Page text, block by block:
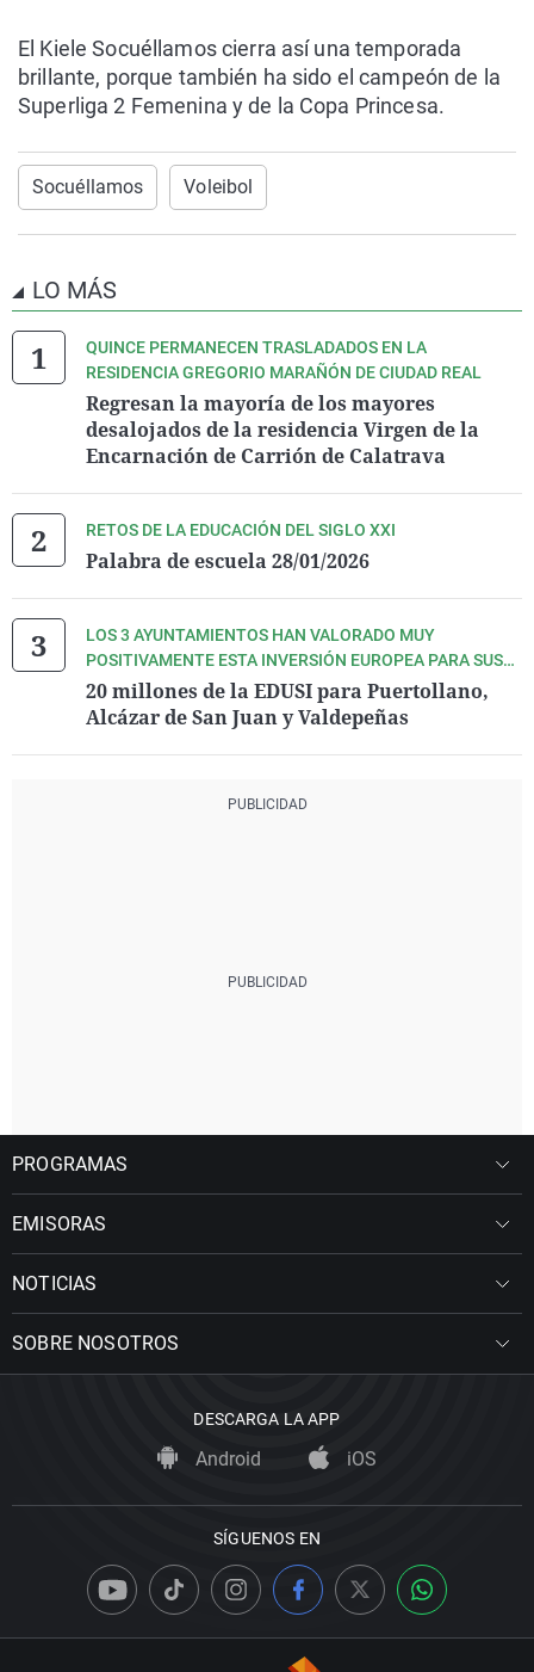
El Kiele Socuéllamos cierra así una temporada
brillante, porque también ha sido el campeón de la
Superliga 2 Femenina y de la Copa Princesa.
Socuéllamos Voleibol
LO MÁS
QUINCE PERMANECEN TRASLADADOS EN LA
RESIDENCIA GREGORIO MARAÑÓN DE CIUDAD REAL
Regresan la mayoría de los mayores
desalojados de la residencia Virgen de la
Encarnación de Carrión de Calatrava
RETOS DE LA EDUCACIÓN DEL SIGLO XXI
Palabra de escuela 28/01/2026
LOS 3 AYUNTAMIENTOS HAN VALORADO MUY
POSITIVAMENTE ESTA INVERSIÓN EUROPEA PARA SUS
MUNICIPIOS
20 millones de la EDUSI para Puertollano,
Alcázar de San Juan y Valdepeñas
PROGRAMAS
EMISORAS
NOTICIAS
SOBRE NOSOTROS
DESCARGA LA APP
Android iOS
SÍGUENOS EN